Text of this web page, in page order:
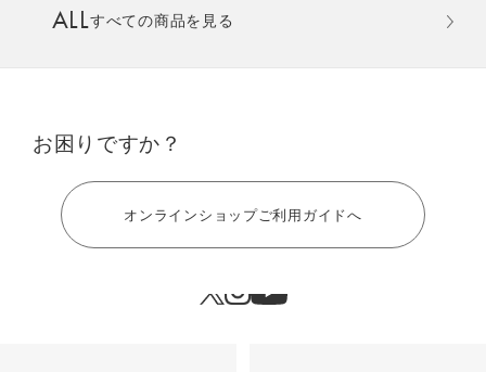
MULTI EMS
ALLすべての商品を見る
お困りですか？
オンラインショップご利用ガイドへ
手軽に、パワフルに、進化。
に鍛える。